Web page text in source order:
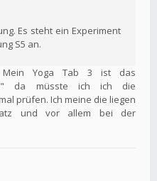
Es steht ein Experiment
S5 an.
Yoga Tab 3 ist das
da müsste ich ich die
prüfen. Ich meine die liegen
und vor allem bei der